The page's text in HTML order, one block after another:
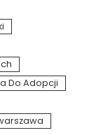
Do Adopcji